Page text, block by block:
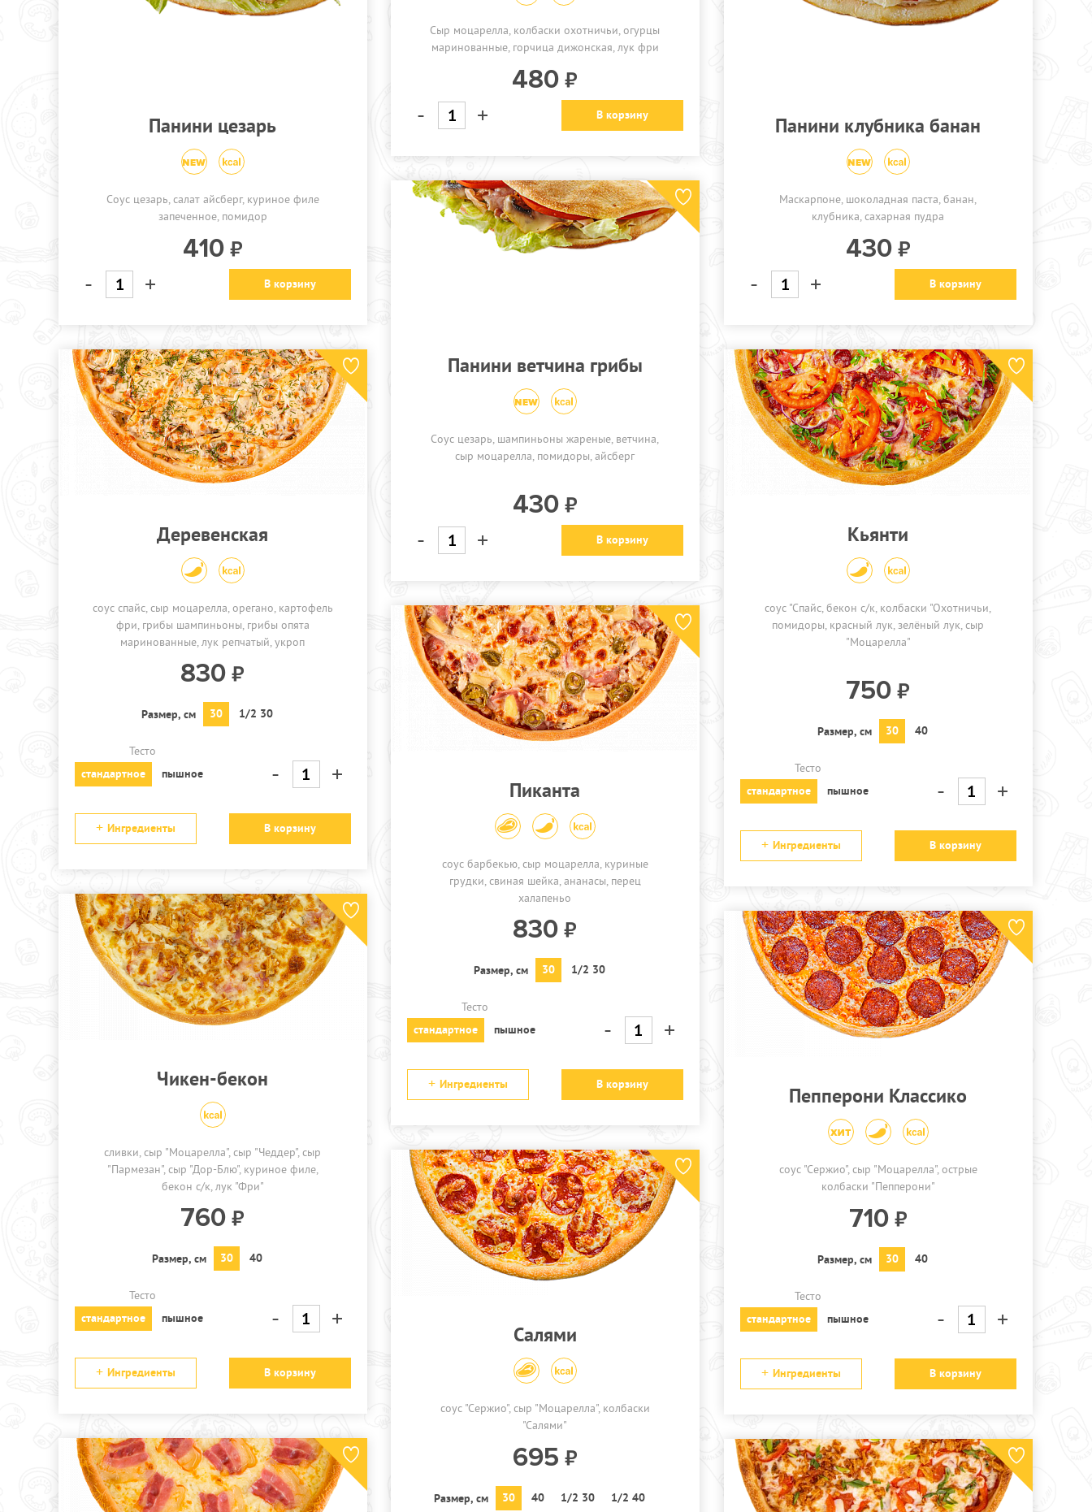
Сыр моцарелла, колбаски охотничьи, огурцы
маринованные, горчица дижонская, лук фри
480
- + В корзину
Панини цезарь
Соус цезарь, салат айсберг, куриное филе
запеченное, помидор
410
- + В корзину
Панини клубника банан
Маскарпоне, шоколадная паста, банан,
клубника, сахарная пудра
430
- + В корзину
Панини ветчина грибы
Соус цезарь, шампиньоны жареные, ветчина,
сыр моцарелла, помидоры, айсберг
430
- + В корзину
Деревенская
соус спайс сыр моцарелла орегано картофель
фри грибы шампиньоны грибы опята
маринованные лук репчатый укроп
830
Размер, см 30 1/2 30
Тесто
стандартное
пышное - +
Ингредиенты В корзину
Кьянти
соус "Спайс бекон с/к колбаски "Охотничьи
помидоры красный лук зелёный лук сыр
"Моцарелла"
750
Размер, см 30 40
Тесто
стандартное
пышное - +
Ингредиенты В корзину
Пиканта
соус барбекью сыр моцарелла куриные
грудки свиная шейка ананасы перец
халапеньо
830
Размер, см 30 1/2 30
Тесто
стандартное
пышное - +
Ингредиенты В корзину
Чикен-бекон
сливки сыр "Моцарелла" сыр "Чеддер" сыр
"Пармезан" сыр "Дор-Блю" куриное филе
бекон с/к лук "Фри"
760
Размер, см 30 40
Тесто
стандартное
пышное - +
Ингредиенты В корзину
Пепперони Классико
соус "Сержио" сыр "Моцарелла" острые
колбаски "Пепперони"
710
Размер, см 30 40
Тесто
стандартное
пышное - +
Ингредиенты В корзину
Салями
соус "Сержио" сыр "Моцарелла" колбаски
"Салями"
695
Размер, см 30 40 1/2 30 1/2 40